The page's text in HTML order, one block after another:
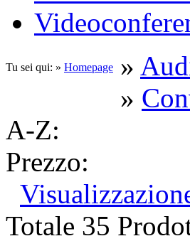
Tu sei qui: » Homepage »
»
A-Z:
Prezzo:
Totale 35